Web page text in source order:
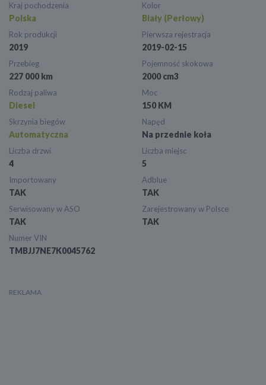
Kraj pochodzenia
Polska
Kolor
Biały (Perłowy)
Rok produkcji
2019
Pierwsza rejestracja
2019-02-15
Przebieg
227 000 km
Pojemność skokowa
2000 cm3
Rodzaj paliwa
Diesel
Moc
150 KM
Skrzynia biegów
Automatyczna
Napęd
Na przednie koła
Liczba drzwi
4
Liczba miejsc
5
Importowany
TAK
Adblue
TAK
Serwisowany w ASO
TAK
Zarejestrowany w Polsce
TAK
Numer VIN
TMBJJ7NE7K0045762